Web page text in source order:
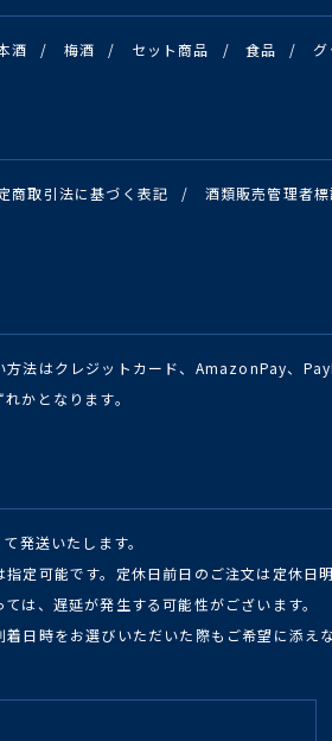
酒 / 梅酒 / セット商品 / 食品 /
商取引法に基づく表記 / 酒類販売管理者標
方法はクレジットカード、AmazonPay、
かとなります。
発送いたします。
定可能です。定休日前日のご注文は定休日
は、遅延が発生する可能性がございます。
日時をお選びいただいた際もご希望に添え